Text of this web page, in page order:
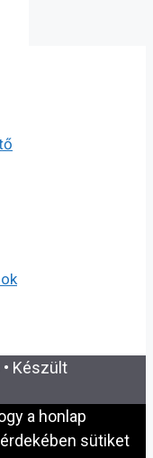
• Készült
a honlap
sütiket